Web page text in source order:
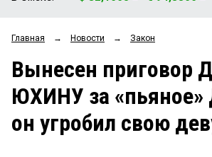
ОБЩЕСТВО
ЗАКОН
Архив
Главная → Новости → Закон
Вынесен приговор
ЮХИНУ за «пьяное»
он угробил свою